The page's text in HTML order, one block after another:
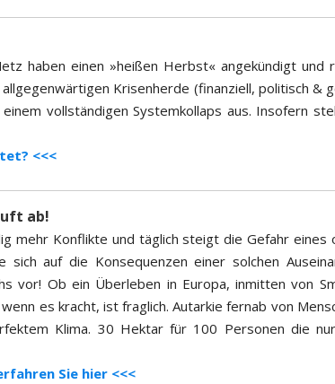
haben einen »heißen Herbst« angekündigt und
Krisenherde (finanziell, politisch &
vollständigen Systemkollaps aus. Insofern
<<<
ab!
mehr Konflikte und täglich steigt die Gefahr eines
sich auf die Konsequenzen einer solchen
vor! Ob ein Überleben in Europa, inmitten von
es kracht, ist fraglich. Autarkie fernab von
Klima. 30 Hektar für 100 Personen die
Sie hier <<<